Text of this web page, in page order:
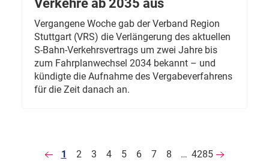
Verkehre ab 2035 aus
Vergangene Woche gab der Verband Region
Stuttgart (VRS) die Verlängerung des aktuellen
S-Bahn-Verkehrsvertrags um zwei Jahre bis
zum Fahrplanwechsel 2034 bekannt – und
kündigte die Aufnahme des Vergabeverfahrens
für die Zeit danach an.
1 2 3 4 5 6 7 8 … 4285